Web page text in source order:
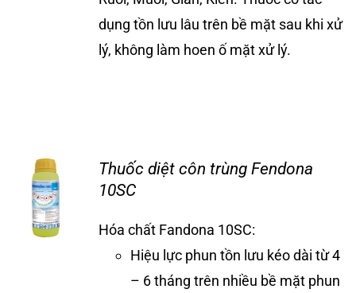
dụng tồn lưu lâu trên bề mặt sau khi xử
lý, không làm hoen ố mặt xử lý.
Thuốc diệt côn trùng Fendona
10SC
Hóa chất Fandona 10SC:
Hiệu lực phun tồn lưu kéo dài từ 4
– 6 tháng trên nhiều bề mặt phun